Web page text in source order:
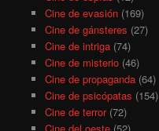
Cine de evasión(169)
Cine de gánsteres (27)
Cine de intriga(74)
Cine de misterio(46)
Cine de propaganda(64)
Cine de psicópatas (154)
Cine de terror(72)